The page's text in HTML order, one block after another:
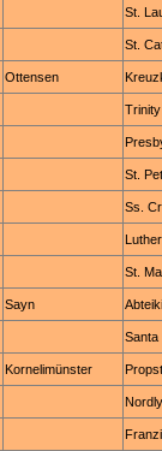
St.
St.
Ottensen
St.
Ss.
St.
Sayn
Santa
Kornelimünster